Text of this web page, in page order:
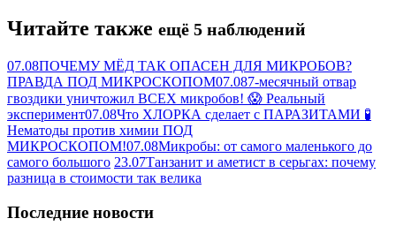
Читайте также ещё 5 наблюдений
07.08ПОЧЕМУ МЁД ТАК ОПАСЕН ДЛЯ МИКРОБОВ?
ПРАВДА ПОД МИКРОСКОПОМ07.087-месячный отвар
гвоздики уничтожил ВСЕХ микробов! 😱 Реальный
эксперимент07.08Что ХЛОРКА сделает с ПАРАЗИТАМИ 🧪
Нематоды против химии ПОД
МИКРОСКОПОМ!07.08Микробы: от самого маленького до
самого большого 23.07Танзанит и аметист в серьгах: почему
разница в стоимости так велика
Последние новости